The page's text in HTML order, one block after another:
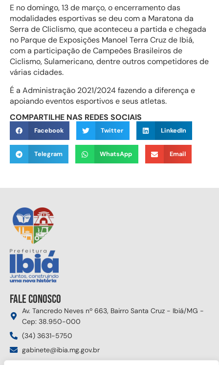
E no domingo, 13 de março, o encerramento das
modalidades esportivas se deu com a Maratona da
Serra de Cliclismo, que aconteceu a partida e chegada
no Parque de Exposições Manoel Terra Cruz de Ibiá,
com a participação de Campeões Brasileiros de
Ciclismo, Sulamericano, dentre outros competidores de
várias cidades.
É a Administração 2021/2024 fazendo a diferença e
apoiando eventos esportivos e seus atletas.
COMPARTILHE NAS REDES SOCIAIS
Facebook Twitter LinkedIn
Telegram WhatsApp Email
Fale conosco
Av. Tancredo Neves nº 663, Bairro Santa Cruz - Ibiá/MG -
Cep: 38.950-000
(34) 3631-5750
gabinete@ibia.mg.gov.br